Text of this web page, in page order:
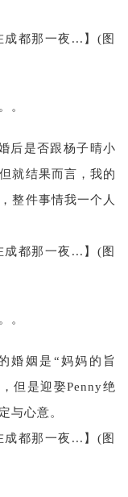
。
后是否跟杨子晴小
就结果而言，我的
整件事情我一个人
。
婚姻是“妈妈的旨
但是迎娶Penny绝
与心意。